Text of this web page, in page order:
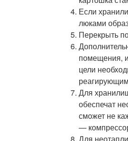
Если
люками
Перекрыть
помещения,
цели
Для
обеспечат
сможет не
—